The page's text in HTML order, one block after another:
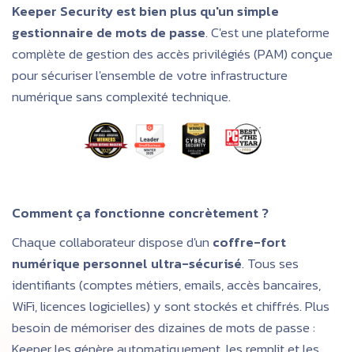
Keeper Security est bien plus qu'un simple
gestionnaire de mots de passe. C'est une plateforme
complète de gestion des accès privilégiés (PAM) conçue
pour sécuriser l'ensemble de votre infrastructure
numérique sans complexité technique.
Comment ça fonctionne concrètement ?
Chaque collaborateur dispose d'un coffre-fort
numérique personnel ultra-sécurisé. Tous ses
identifiants (comptes métiers, emails, accès bancaires,
WiFi, licences logicielles) y sont stockés et chiffrés. Plus
besoin de mémoriser des dizaines de mots de passe :